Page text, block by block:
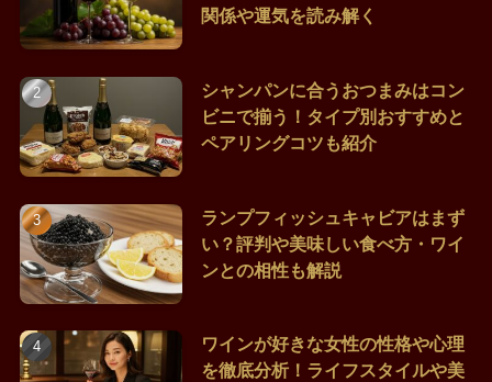
関係や運気を読み解く
シャンパンに合うおつまみはコン
ビニで揃う！タイプ別おすすめと
ペアリングコツも紹介
ランプフィッシュキャビアはまず
い？評判や美味しい食べ方・ワイ
ンとの相性も解説
ワインが好きな女性の性格や心理
を徹底分析！ライフスタイルや美